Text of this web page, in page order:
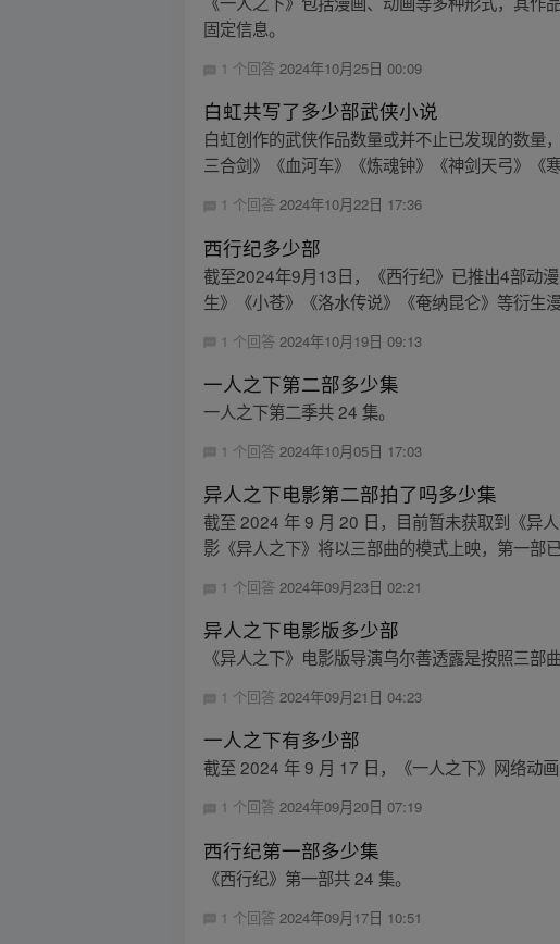
固定信息。
1 个回答2024年10月25日 00:09
白虹共写了多少部武侠小说
白虹创作的武侠作品数量或并不止已发现的数量
三合剑》《血河车》《炼魂钟》《神剑天弓》《
1 个回答2024年10月22日 17:36
西行纪多少部
截至2024年9月13日，《西行纪》已推出4部动
生》《小苍》《洛水传说》《奄纳昆仑》等衍生
1 个回答 2024年10月19日 09:13
一人之下第二部多少集
一人之下第二季共 24 集。
1 个回答 2024年10月05日 17:03
异人之下电影第二部拍了吗多少集
截至 2024 年 9 月 20 日，目前暂未获取到《异
影《异人之下》将以三部曲的模式上映，第一部
1 个回答2024年09月23日 02:21
异人之下电影版多少部
《异人之下》电影版导演乌尔善透露是按照三部
1 个回答2024年09月21日 04:23
一人之下有多少部
截至 2024 年 9 月 17 日，《一人之下》网络动
1 个回答2024年09月20日 07:19
西行纪第一部多少集
《西行纪》第一部共 24 集。
1 个回答 2024年09月17日 10:51